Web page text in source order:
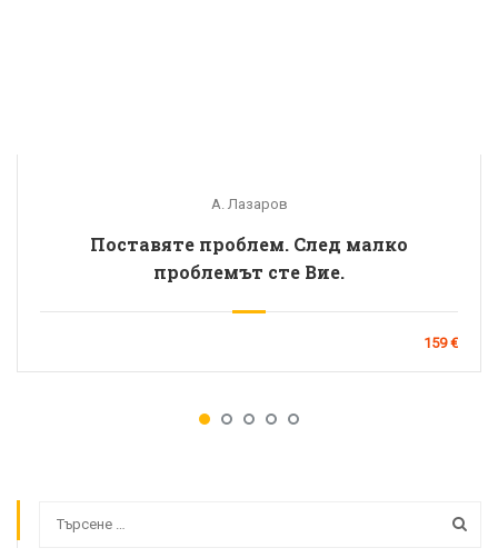
А. Лазаров
Поставяте проблем. След малко
проблемът сте Вие.
159 €